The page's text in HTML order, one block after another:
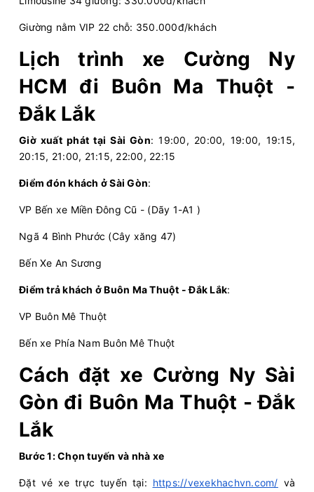
Giá vé:380.000 Còn trống:20 +
19:00 (10 giờ 25 phút)
Văn phòng Bến xe Miền
Đông Cũ - Dãy 1-A1
Văn phòng
Cường Ny Limousine 34 giường
09/08/2026 10/08 05:05
Cổng Chào Bình
Dương
Giá vé:380.000
19:2009/08/2026 10/08 03:30 (8 giờ 10 phút)
Cổng Chào Bình
Dương
Bến xe Phía Nam Buôn
Mê Thuột
Cường Ny
Giá vé:380.000 Còn trống:
Giường nằm VIP 22 chỗ: 350.000đ/khách
Lịch trình xe Cường Ny
HCM đi Buôn Ma Thuột -
Đắk Lắk
Giờ xuất phát tại Sài Gòn: 19:00, 20:00, 19:00, 19:15,
20:15, 21:00, 21:15, 22:00, 22:15
Điểm đón khách ở Sài Gòn:
VP Bến xe Miền Đông Cũ - (Dãy 1-A1 )
Ngã 4 Bình Phước (Cây xăng 47)
Bến Xe An Sương
Điểm trả khách ở Buôn Ma Thuột - Đắk Lắk:
VP Buôn Mê Thuột
Bến xe Phía Nam Buôn Mê Thuột
Cách đặt xe Cường Ny Sài
Gòn đi Buôn Ma Thuột - Đắk
Lắk
Bước 1: Chọn tuyến và nhà xe
Đặt vé xe trực tuyến tại: https://vexekhachvn.com/ và